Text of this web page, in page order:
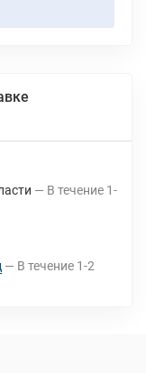
В течение 1-
В течение 1-2